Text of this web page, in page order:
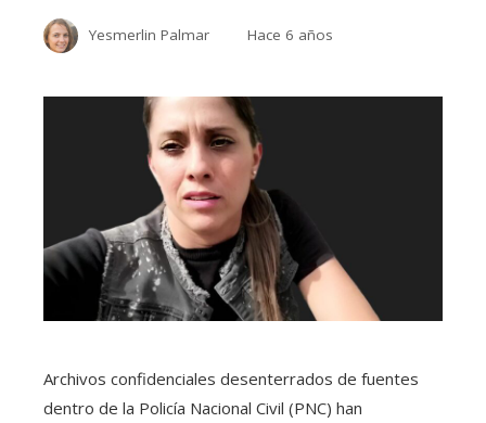
Yesmerlin Palmar Hace 6 años
Archivos confidenciales desenterrados de fuentes
dentro de la Policía Nacional Civil (PNC) han